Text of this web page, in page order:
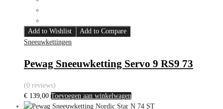
Add to Wishlist
Add to Compare
Sneeuwkettingen
Pewag Sneeuwketting Servo 9 RS9 73
(0 reviews)
€ 139,00 Toevoegen aan winkelwagen